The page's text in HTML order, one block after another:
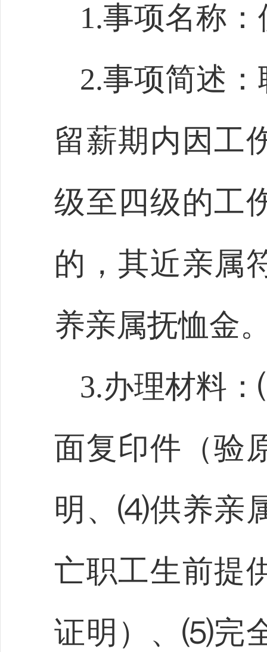
1.事项名称
2.事项简述
留薪期内因工
级至四级的工
的，其近亲属
养亲属抚恤金
3.办理材料
面复印件（验
明、⑷供养亲
亡职工生前提
证明）、⑸完